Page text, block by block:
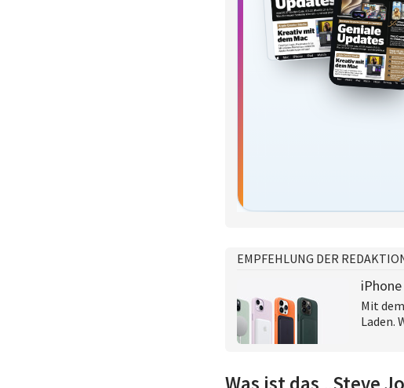
EMPFEHLUNG DER
Mit
Laden.